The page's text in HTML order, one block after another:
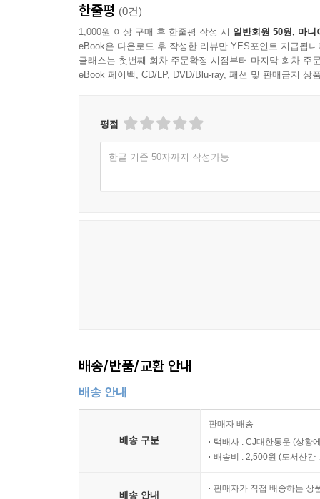
한줄평 (0건)
1,000원 이상 구매 후 한줄평 작성 시 일반회원 50원, 마니
eBook은 다운로드 후 작성한 리뷰만 YES포인트 지급됩니
클래스는 첫번째 회차 주문확정 시점부터 마지막 회차 주
eBook 페이백, CD/LP, DVD/Blu-ray, 패션 및 판매금지 상
평점
한글 기준 50자까지 작성가능
배송/반품/교환 안내
배송 안내
배송 구분
판매자 배송
택배사 : CJ대한통운 (상황
배송비 : 2,500원 (도서산간
배송 안내
판매자가 직접 배송하는 상